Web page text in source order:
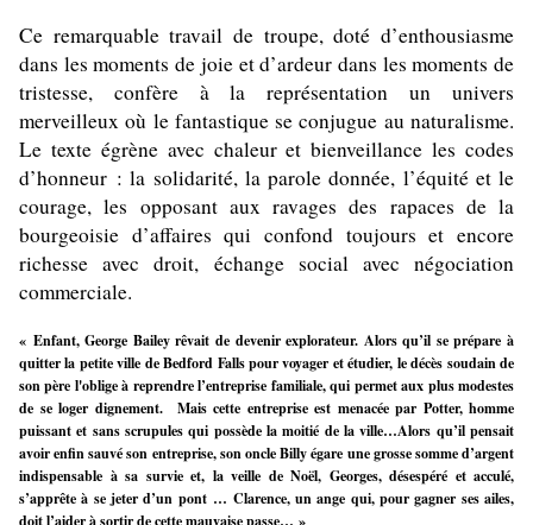
Ce remarquable travail de troupe, doté d’enthousiasme
dans les moments de joie et d’ardeur dans les moments de
tristesse, confère à la représentation un univers
merveilleux où le fantastique se conjugue au naturalisme.
Le texte égrène avec chaleur et bienveillance les codes
d’honneur : la solidarité, la parole donnée, l’équité et le
courage, les opposant aux ravages des rapaces de la
bourgeoisie d’affaires qui confond toujours et encore
richesse avec droit, échange social avec négociation
commerciale.
« Enfant, George Bailey rêvait de devenir explorateur. Alors qu’il se prépare à
quitter la petite ville de Bedford Falls pour voyager et étudier, le décès soudain de
son père l'oblige à reprendre l’entreprise familiale, qui permet aux plus modestes
de se loger dignement. Mais cette entreprise est menacée par Potter, homme
puissant et sans scrupules qui possède la moitié de la ville…Alors qu’il pensait
avoir enfin sauvé son entreprise, son oncle Billy égare une grosse somme d’argent
indispensable à sa survie et, la veille de Noël, Georges, désespéré et acculé,
s’apprête à se jeter d’un pont … Clarence, un ange qui, pour gagner ses ailes,